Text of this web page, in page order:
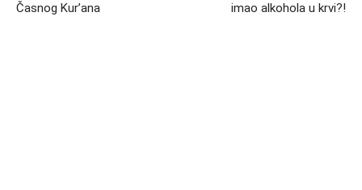
Časnog Kur’ana
imao alkohola u krvi?!